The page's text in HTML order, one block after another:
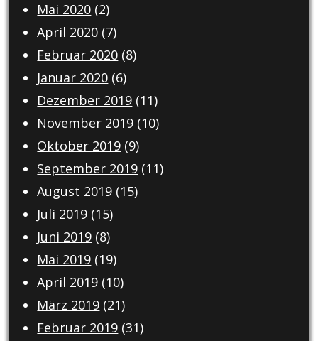
Mai 2020 (2)
April 2020 (7)
Februar 2020 (8)
Januar 2020 (6)
Dezember 2019 (11)
November 2019 (10)
Oktober 2019 (9)
September 2019 (11)
August 2019 (15)
Juli 2019 (15)
Juni 2019 (8)
Mai 2019 (19)
April 2019 (10)
März 2019 (21)
Februar 2019 (31)